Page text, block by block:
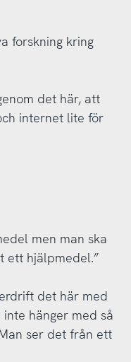
forskning kring
det här, att
internet lite för
men man ska
ett hjälpmedel.”
det här med
hänger med så
ser det från ett